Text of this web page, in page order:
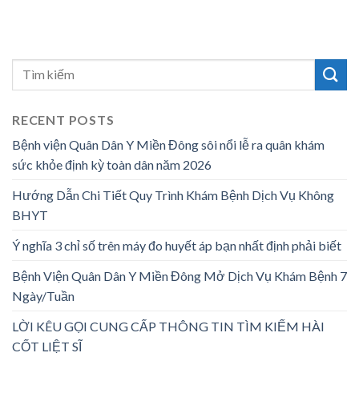
RECENT POSTS
Bệnh viện Quân Dân Y Miền Đông sôi nổi lễ ra quân khám
sức khỏe định kỳ toàn dân năm 2026
Hướng Dẫn Chi Tiết Quy Trình Khám Bệnh Dịch Vụ Không
BHYT
Ý nghĩa 3 chỉ số trên máy đo huyết áp bạn nhất định phải biết
Bệnh Viện Quân Dân Y Miền Đông Mở Dịch Vụ Khám Bệnh 7
Ngày/Tuần
LỜI KÊU GỌI CUNG CẤP THÔNG TIN TÌM KIẾM HÀI
CỐT LIỆT SĨ